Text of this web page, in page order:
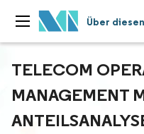
Über
TELECOM
MANAGEMENT
NTEILSANALYSE